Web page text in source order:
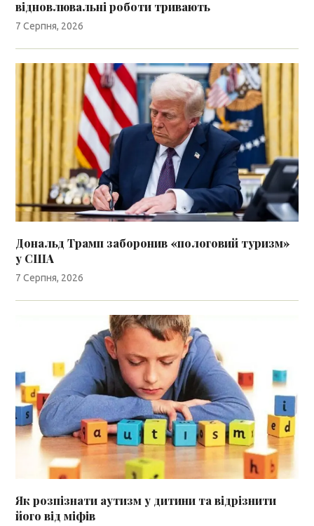
відновлювальні роботи тривають
7 Серпня, 2026
Дональд Трамп заборонив «пологовий туризм»
у США
7 Серпня, 2026
Як розпізнати аутизм у дитини та відрізнити
його від міфів